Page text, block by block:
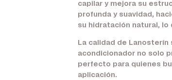
capilar y mejora su
profunda y suavidad,
su hidratación natural, lo
La calidad de
acondicionador no solo
perfecto para quienes
aplicación.